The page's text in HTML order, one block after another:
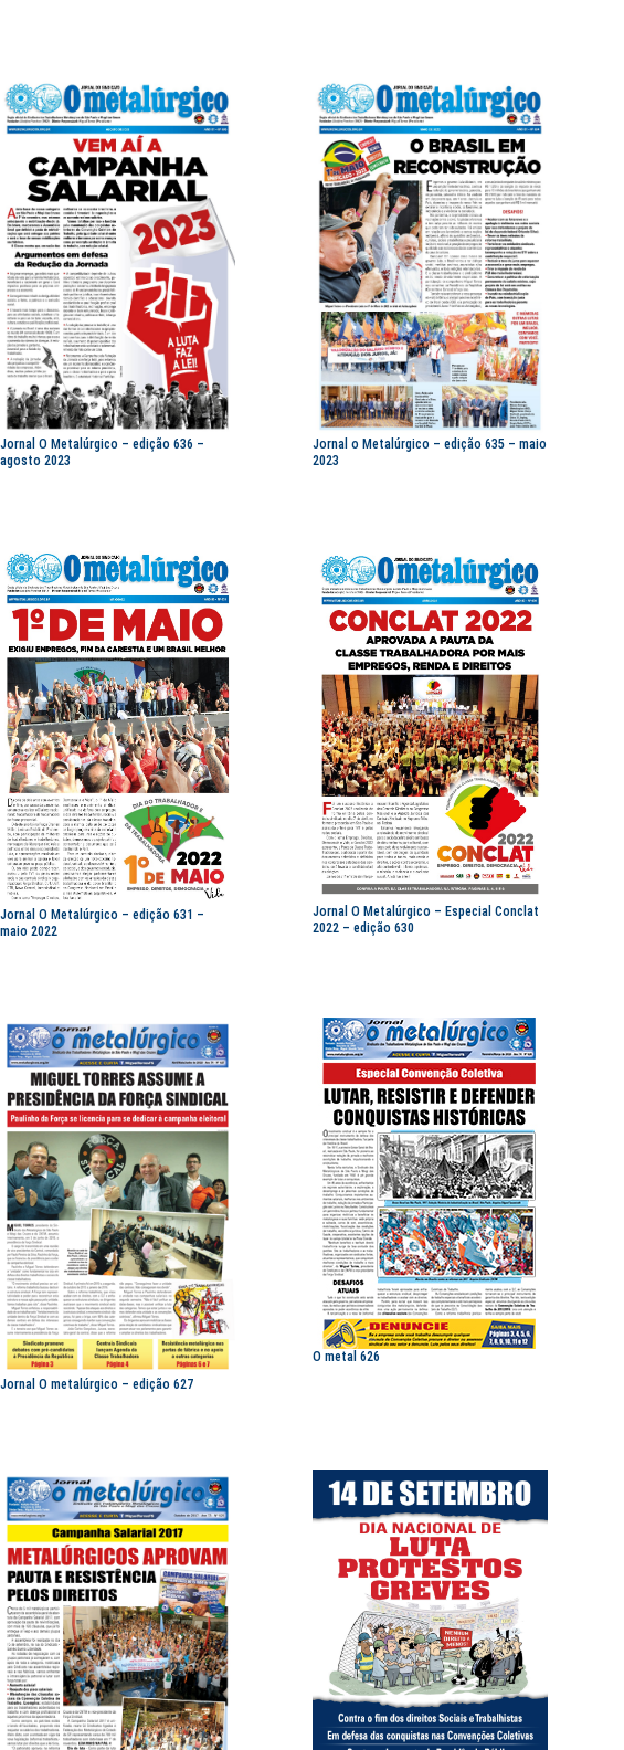
Jornal O Metalúrgico – edição 636 –
agosto 2023
Jornal o Metalúrgico – edição 635 – maio
2023
Jornal O Metalúrgico – edição 631 –
maio 2022
Jornal O Metalúrgico – Especial Conclat
2022 – edição 630
Jornal O metalúrgico – edição 627
O metal 626